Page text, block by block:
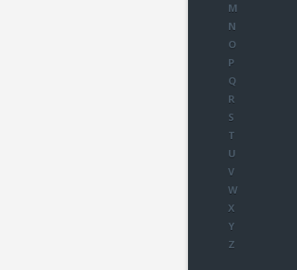
M
N
O
P
Q
R
S
T
U
V
W
X
Y
Z